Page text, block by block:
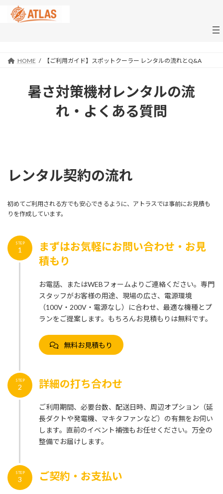
HOME 【ご利用ガイド】スポットクーラー レンタルの流れとQ&A
暑さ対策機材レンタルの流
れ・よくある質問
レンタル契約の流れ
初めてご利用される方でも安心できるように、アトラスでは事前にお見積も
りを作成しています。
まずはお気軽にお問い合わせ・お見
積もり
お電話、またはWEBフォームよりご連絡ください。専門
スタッフがお客様の用途、現場の広さ、電源環境
（100V・200V・電源なし）に合わせ、最適な機種とプ
ランをご提案します。もちろんお見積もりは無料です。
無料お見積もり
STEP
1
詳細の打ち合わせ
ご利用期間、必要台数、配送日時、周辺オプション（延
長ダクトや発電機、マキタファンなど）の有無をお伺い
します。直前のイベント補強もお任せください。万全の
整備でお届けします。
STEP
2
ご契約・お支払い
STEP
3